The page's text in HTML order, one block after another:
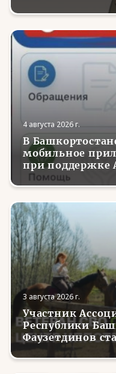
4 августа 2026 г.
В
мобильное
при поддержке
СВО
3 августа 2026 г.
Участник
Республики
Фаузетдинов
телеканала
Николаем